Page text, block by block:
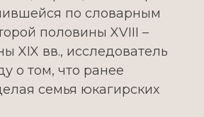
по словарным
половины XVIII –
XIX вв., исследователь
о том, что ранее
семья юкагирских